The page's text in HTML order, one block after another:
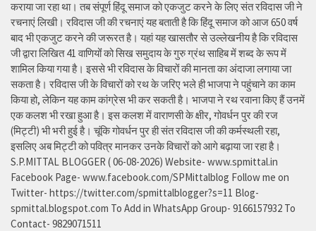
कराया जा रहा था। तब संपूर्ण हिंदू समाज को एकजुट करने के लिए संत रविदास जी ने
रचनाएं लिखी। रविदास जी की रचनाएं यह बताती है कि हिंदू समाज को आज 650 वर्ष
बाद भी एकजुट करने की जरूरत है। यहां यह खासतौर से उल्लेखनीय है कि रविदास
जी द्वारा लिखित 41 वाणियोंं को सिख समुदाय के गुरु ग्रंथ साहिब में शब्द के रूप में
शामिल किया गया है। इससे भी रविदास के विचारों की मानता का अंदाजा लगाया जा
सकता है। रविदास जी के विचारों को रथ के जरिए भले ही भाजपा ने पहुंचाने का काम
किया हो, लेकिन यह काम कांग्रेस भी कर सकती है। भाजपा ने रथ रवाना किए हैं उनमें
एक कलश भी रखा हुआ है। इस कलश में वाराणसी के क्षीर, गोवर्धन पुर की रज
(मिट्टी) भी भरी हुई है। चूंकि गोवर्धन पुर ही संत रविदास जी की कर्मस्थली रहा,
इसलिए अब मिट्टी को पवित्र मानकर उनके विचारों को आगे बढ़ाया जा रहा है।
S.P.MITTAL BLOGGER ( 06-08-2026) Website- www.spmittal.in
Facebook Page- www.facebook.com/SPMittalblog Follow me on
Twitter- https://twitter.com/spmittalblogger?s=11 Blog-
spmittal.blogspot.com To Add in WhatsApp Group- 9166157932 To
Contact- 9829071511